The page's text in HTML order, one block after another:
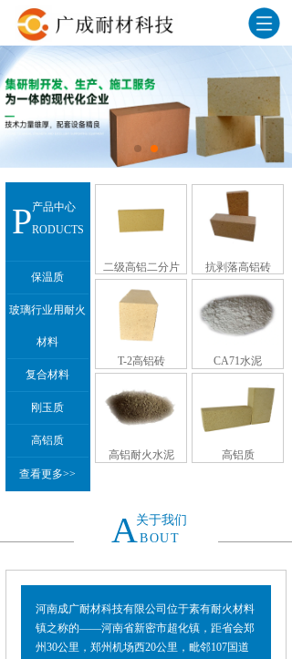
产品中心
PRODUCTS
保温质
玻璃行业用耐火
材料
复合材料
刚玉质
高铝质
查看更多>>
二级高铝二分片 抗剥落高铝砖
T-2高铝砖 CA71水泥
高铝耐火水泥 高铝质
关于我们
ABOUT
河南成广耐材科技有限公司位于素有耐火材料
镇之称的——河南省新密市超化镇，距省会郑
州30公里，郑州机场西20公里，毗邻107国道